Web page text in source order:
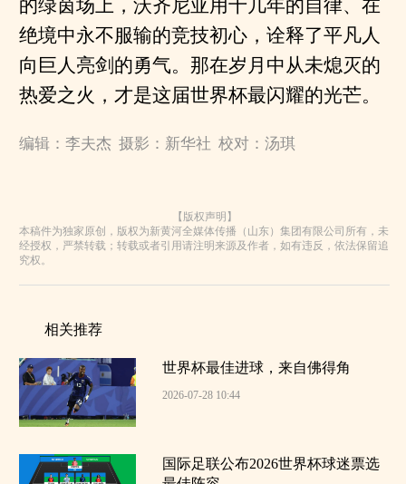
的绿茵场上，沃齐尼亚用十几年的自律、在
绝境中永不服输的竞技初心，诠释了平凡人
向巨人亮剑的勇气。那在岁月中从未熄灭的
热爱之火，才是这届世界杯最闪耀的光芒。
编辑：李夫杰 摄影：新华社 校对：汤琪
【版权声明】
本稿件为独家原创，版权为新黄河全媒体传播（山东）集团有限公司所有，未
经授权，严禁转载；转载或者引用请注明来源及作者，如有违反，依法保留追
究权。
相关推荐
世界杯最佳进球，来自佛得角
2026-07-28 10:44
国际足联公布2026世界杯球迷票选